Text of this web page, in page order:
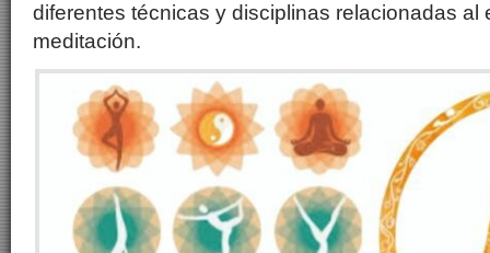
diferentes técnicas y disciplinas relacionadas al
meditación.